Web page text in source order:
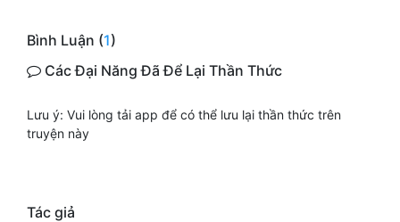
Bình Luận (1)
Các Đại Năng Đã Để Lại Thần Thức
Lưu ý: Vui lòng tải app để có thể lưu lại thần thức trên
truyện này
Tác giả